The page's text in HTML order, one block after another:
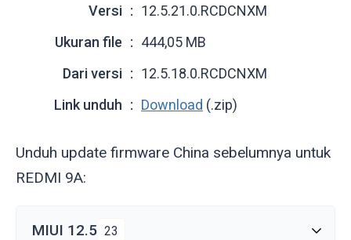
Versi
12.5.21.0.RCDCNXM
Ukuran file
444,05 MB
Dari versi
12.5.18.0.RCDCNXM
Link unduh
Download (.zip)
Unduh update firmware China sebelumnya untuk
REDMI 9A:
MIUI 12.5 23